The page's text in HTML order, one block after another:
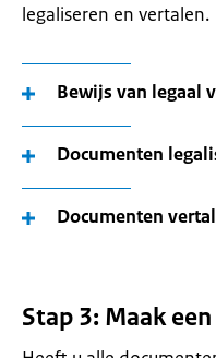
legaliseren en vertalen.
Bewijs van legaal
Documenten
Documenten
Stap 3: Maak